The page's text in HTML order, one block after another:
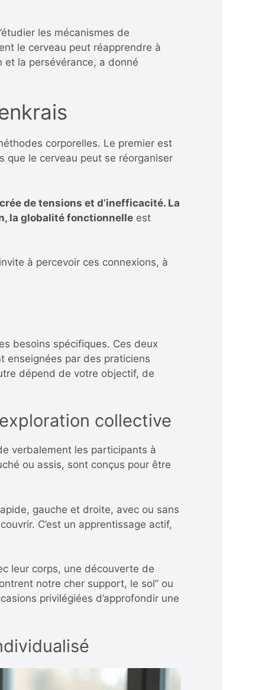
les mécanismes de
le cerveau peut réapprendre à
et la persévérance, a donné
corporelles. Le premier est
que le cerveau peut se réorganiser
de tensions et d’inefficacité. La
la globalité fonctionnelle est
à percevoir ces connexions, à
besoins spécifiques. Ces deux
enseignées par des praticiens
dépend de votre objectif, de
collective
verbalement les participants à
ou assis, sont conçus pour être
gauche et droite, avec ou sans
C’est un apprentissage actif,
leur corps, une découverte de
notre cher support, le sol” ou
privilégiées d’approfondir une